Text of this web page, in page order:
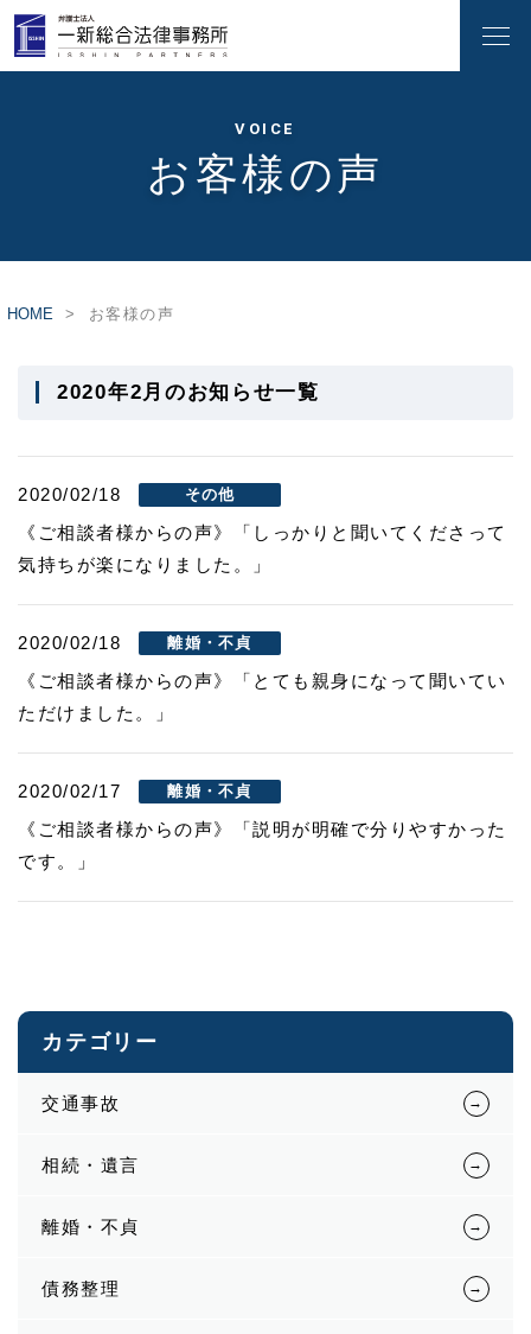
VOICE
お客様の声
HOME お客様の声
2020年2月のお知らせ一覧
2020/02/18 その他
《ご相談者様からの声》「しっかりと聞いてくださって
気持ちが楽になりました。」
2020/02/18 離婚・不貞
《ご相談者様からの声》「とても親身になって聞いてい
ただけました。」
2020/02/17 離婚・不貞
《ご相談者様からの声》「説明が明確で分りやすかった
です。」
カテゴリー
交通事故
相続・遺言
離婚・不貞
債務整理